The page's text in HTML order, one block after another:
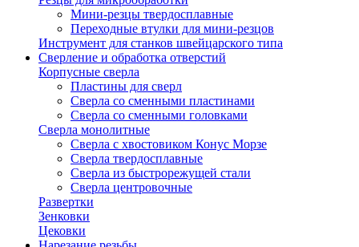
Мини-резцы твердосплавные
Переходные втулки для мини-резцов
Инструмент для станков швейцарского типа
Сверление и обработка отверстий
Корпусные сверла
Пластины для сверл
Сверла со сменными пластинами
Сверла со сменными головками
Сверла монолитные
Сверла с хвостовиком Конус Морзе
Сверла твердосплавные
Сверла из быстрорежущей стали
Сверла центровочные
Развертки
Зенковки
Цековки